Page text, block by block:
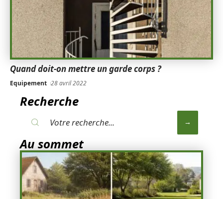
Quand doit-on mettre un garde corps ?
Equipement 28 avril 2022
Recherche
Au sommet